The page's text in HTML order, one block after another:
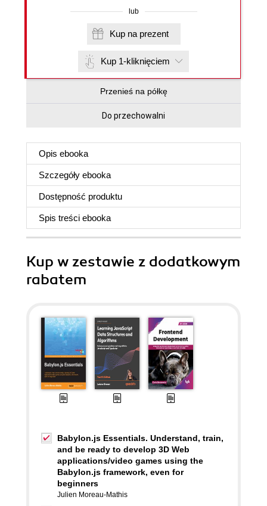
lub
Kup na prezent
Kup 1-kliknięciem
Przenieś na półkę
Do przechowalni
Opis ebooka
Szczegóły ebooka
Dostępność produktu
Spis treści ebooka
Kup w zestawie z dodatkowym
rabatem
Babylon.js Essentials. Understand, train,
and be ready to develop 3D Web
applications/video games using the
Babylon.js framework, even for
beginners
Julien Moreau-Mathis